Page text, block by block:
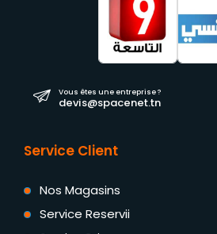
Vous êtes une entreprise ?
devis@spacenet.tn
Service Client
Nos Magasins
Service Reservii